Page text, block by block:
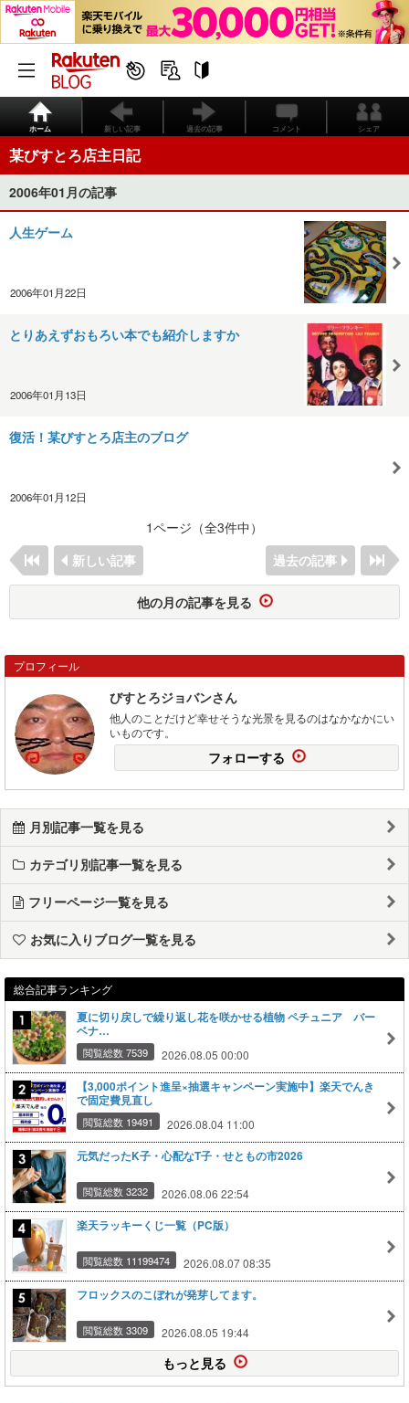
ホーム 新しい記事 過去の記事 コメント シェア
某びすとろ店主日記
2006年01月の記事
人生ゲーム
2006年01月22日
とりあえずおもろい本でも紹介しますか
2006年01月13日
復活！某びすとろ店主のブログ
2006年01月12日
1ページ（全3件中）
新しい記事
過去の記事
他の月の記事を見る
プロフィール
びすとろジョバンさん
他人のことだけど幸せそうな光景を見るのはなかなかにい
いものです。
フォローする
月別記事一覧を見る
カテゴリ別記事一覧を見る
フリーページ一覧を見る
お気に入りブログ一覧を見る
総合記事ランキング
夏に切り戻しで繰り返し花を咲かせる植物 ペチュニア バー
ベナ…
閲覧総数 7539 2026.08.05 00:00
【3,000ポイント進呈×抽選キャンペーン実施中】楽天でんき
で固定費見直し
閲覧総数 19491 2026.08.04 11:00
元気だったK子・心配なT子・せともの市2026
閲覧総数 3232 2026.08.06 22:54
楽天ラッキーくじ一覧（PC版）
閲覧総数 11199474 2026.08.07 08:35
フロックスのこぼれが発芽してます。
閲覧総数 3309 2026.08.05 19:44
もっと見る